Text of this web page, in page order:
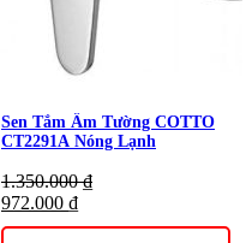
Sen Tắm Âm Tường COTTO
CT2291A Nóng Lạnh
1.350.000₫
972.000 ₫